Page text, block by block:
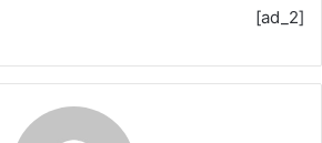
[ad_2]